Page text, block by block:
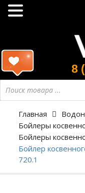
8
Главная
Бойлеры
Бойлеры
Бойлер
720.1